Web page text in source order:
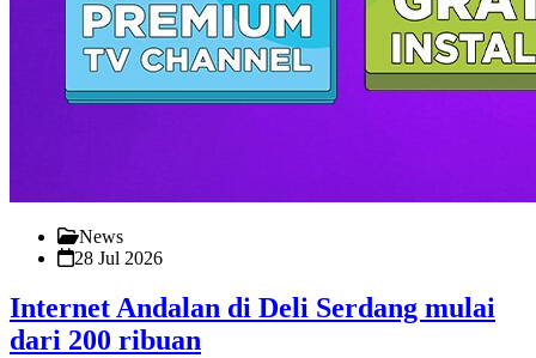
News
28 Jul 2026
Internet Andalan di Deli Serdang mulai
dari 200 ribuan